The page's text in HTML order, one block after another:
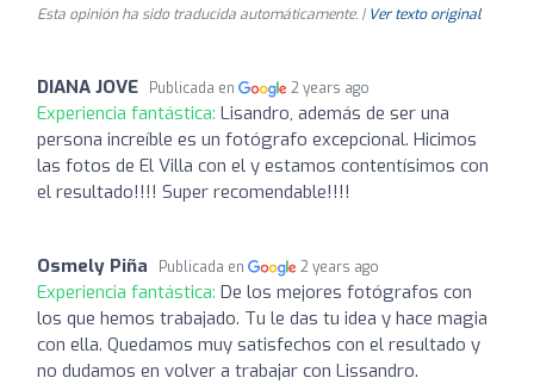
Esta opinión ha sido traducida automáticamente. | Ver texto original
DIANA JOVE Publicada en 2 years ago
Experiencia fantástica: Lisandro, además de ser una
persona increíble es un fotógrafo excepcional. Hicimos
las fotos de El Villa con el y estamos contentísimos con
el resultado!!!! Super recomendable!!!!
Osmely Piña Publicada en 2 years ago
Experiencia fantástica: De los mejores fotógrafos con
los que hemos trabajado. Tu le das tu idea y hace magia
con ella. Quedamos muy satisfechos con el resultado y
no dudamos en volver a trabajar con Lissandro.